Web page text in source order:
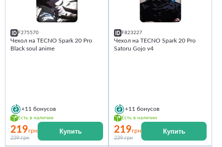
F275570
Чехол на TECNO Spark 20 Pro
Black soul anime
+11 бонусов
Есть в наличии
219грн
239 грн
Купить
F823227
Чехол на TECNO Spark 20 Pro
Satoru Gojo v4
+11 бонусов
Есть в наличии
219грн
239 грн
Купить